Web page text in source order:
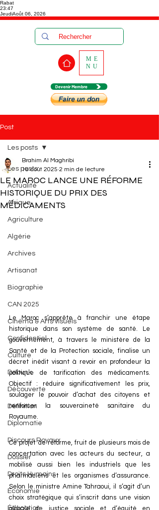
Rabat
23:47
JeudiAoût 06, 2026
Devenir Membre
ME
NU
Post
Les posts
Actualité
Afrique
Agriculture
Algérie
Archives
Artisanat
Biographie
CAN 2025
Cinéma & Arts visuels
Confidentiel
Culture
Debunk
Découverte
Définition
Diplomatie
Discours Royaux
Dossier
Droits Humains
Économie
Éducation
Les posts
LE MAROC LANCE UNE RÉFORME
HISTORIQUE DU PRIX DES
MÉDICAMENTS
Brahim Al Maghribi
18 août 2025 2 min de lecture
Le Maroc s’apprête à franchir une étape
historique dans son système de santé. Le
gouvernement, à travers le ministère de la
Santé et de la Protection sociale, finalise un
décret inédit visant à revoir en profondeur la
politique de tarification des médicaments.
Objectif : réduire significativement les prix,
soulager le pouvoir d’achat des citoyens et
renforcer la souveraineté sanitaire du
Royaume.
Ce projet de réforme, fruit de plusieurs mois de
concertation avec les acteurs du secteur, a
mobilisé aussi bien les industriels que les
pharmaciens et les organismes d’assurance.
Selon le ministre Amine Tahraoui, il s’agit d’un
choix stratégique qui s’inscrit dans une vision